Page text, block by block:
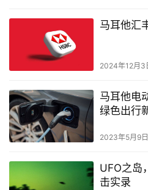
马耳他汇
2024年12月3
马耳他电
绿色出行
2023年5月9日
UFO之岛
击实录